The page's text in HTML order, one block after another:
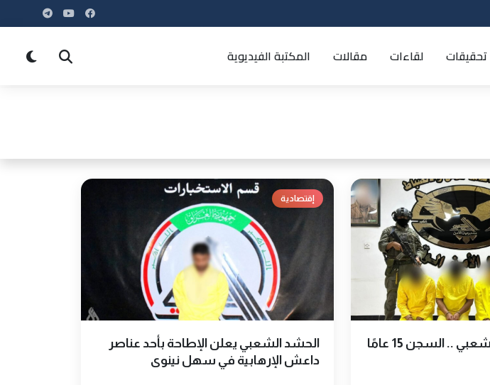
تحقيقات لقاءات مقالات المكتبة الفيديوية
اطاح بهم الحشد الشعبي .. السجن 15 عامًا
إقتصادية
الحشد الشعبي يعلن الإطاحة بأحد عناصر
داعش الإرهابية في سهل نينوى